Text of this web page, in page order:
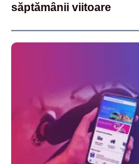
săptămânii viitoare